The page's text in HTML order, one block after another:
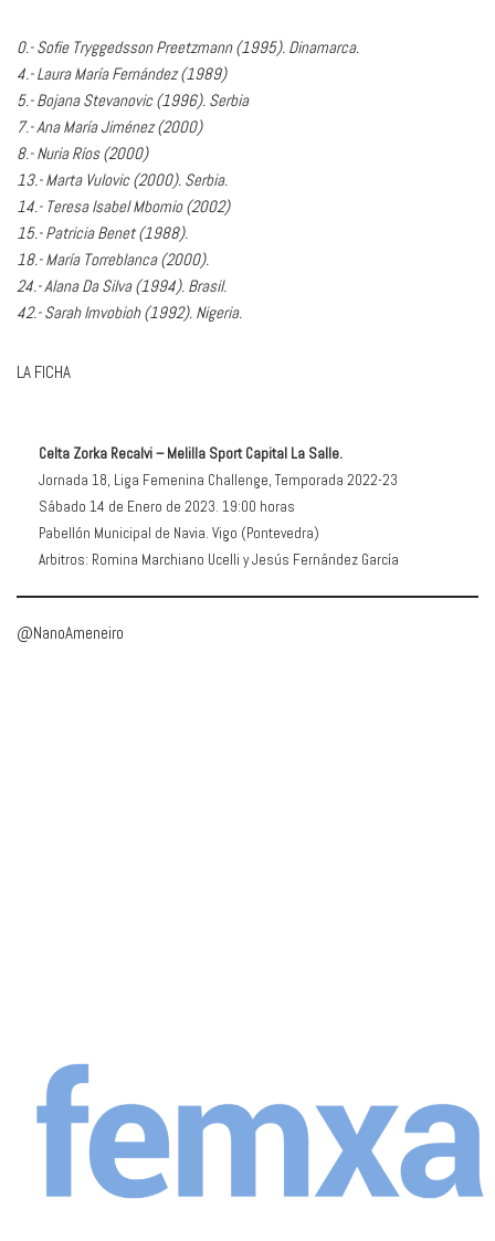
0.- Sofie Tryggedsson Preetzmann (1995). Dinamarca.
4.- Laura María Fernández (1989)
5.- Bojana Stevanovic (1996). Serbia
7.- Ana María Jiménez (2000)
8.- Nuria Ríos (2000)
13.- Marta Vulovic (2000). Serbia.
14.- Teresa Isabel Mbomio (2002)
15.- Patricia Benet (1988).
18.- María Torreblanca (2000).
24.- Alana Da Silva (1994). Brasil.
42.- Sarah Imvobioh (1992). Nigeria.
LA FICHA
Celta Zorka Recalvi – Melilla Sport Capital La Salle.
Jornada 18, Liga Femenina Challenge, Temporada 2022-23
Sábado 14 de Enero de 2023. 19:00 horas
Pabellón Municipal de Navia. Vigo (Pontevedra)
Arbitros: Romina Marchiano Ucelli y Jesús Fernández García
@NanoAmeneiro